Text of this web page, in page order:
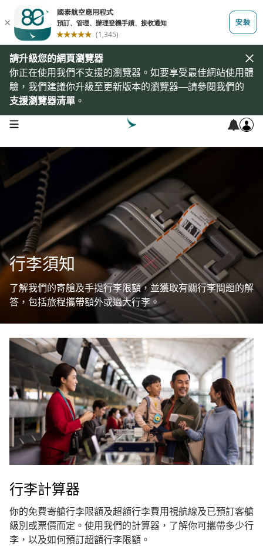
請升級您的網頁瀏覽器
你正在使用我們不支援的瀏覽器。如要享受最佳網站使用體
驗，我們建議你升級至更新版本的瀏覽器—請參閱我們的
支援瀏覽器清單 。
open navigation menu
行李須知
了解我們的寄艙及手提行李限額，並獲取有關行李問題的解
答，包括旅程攜帶額外或過大行李。
行李計算器
你的免費寄艙行李限額及超額行李費用視航線及已預訂客艙
級別或票價而定。使用我們的計算器，了解你可攜帶多少行
李，以及如何預訂超額行李限額。